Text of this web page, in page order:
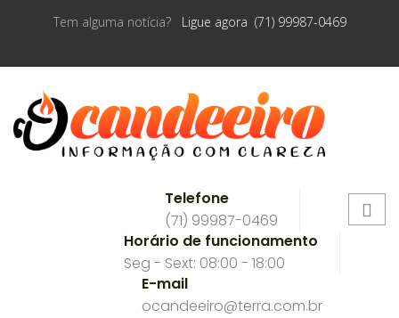
Tem alguma notícia? Ligue agora (71) 99987-0469
Telefone
(71) 99987-0469
Horário de funcionamento
Seg - Sext: 08:00 - 18:00
E-mail
ocandeeiro@terra.com.br